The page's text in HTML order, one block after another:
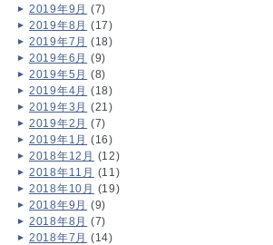
2019年9月 (7)
2019年8月 (17)
2019年7月 (18)
2019年6月 (9)
2019年5月 (8)
2019年4月 (18)
2019年3月 (21)
2019年2月 (7)
2019年1月 (16)
2018年12月 (12)
2018年11月 (11)
2018年10月 (19)
2018年9月 (9)
2018年8月 (7)
2018年7月 (14)